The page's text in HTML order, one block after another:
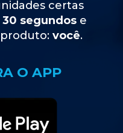
certas
segundos e
você.
O APP